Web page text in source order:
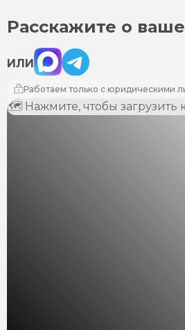
Расскажите о
ИЛИ
Max Telegram
Работаем только с юридическими
🗺 Нажмите, чтобы загрузить